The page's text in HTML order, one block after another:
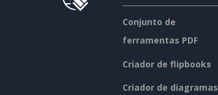
Conjunto de
ferramentas PDF
Criador de flipbooks
Criador de diagramas